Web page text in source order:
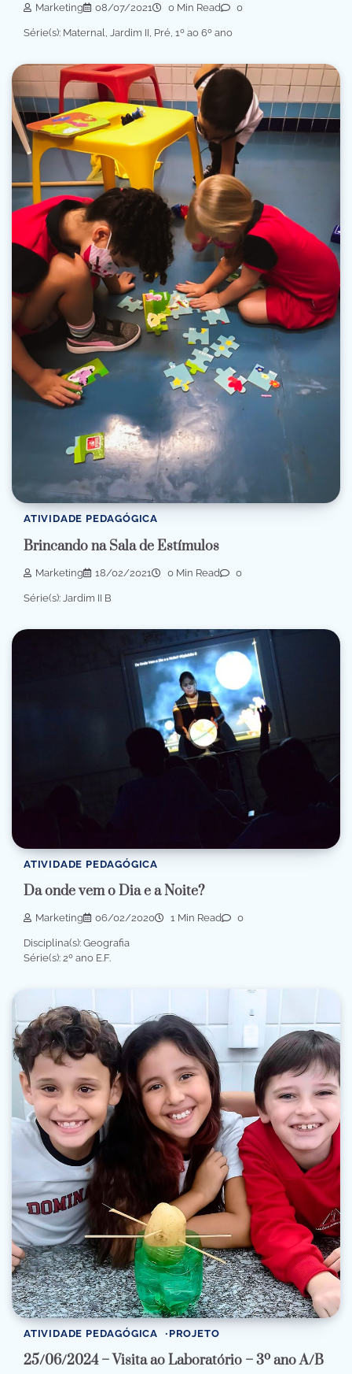
Marketing 08/07/2021 0 Min Read 0
Série(s): Maternal, Jardim II, Pré, 1º ao 6º ano
ATIVIDADE PEDAGÓGICA
Brincando na Sala de Estímulos
Marketing 18/02/2021 0 Min Read 0
Série(s): Jardim II B
ATIVIDADE PEDAGÓGICA
Da onde vem o Dia e a Noite?
Marketing 06/02/2020 1 Min Read 0
Disciplina(s): Geografia
Série(s): 2º ano E.F.
ATIVIDADE PEDAGÓGICA PROJETO
25/06/2024 – Visita ao Laboratório – 3º ano A/B